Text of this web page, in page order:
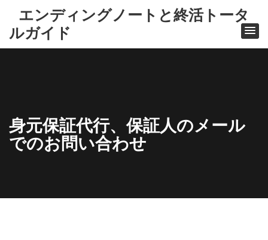
エンディングノートと終活トータ
ルガイド
身元保証代行、保証人のメール
でのお問い合わせ